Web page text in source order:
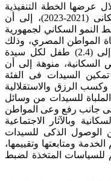
عرضها الخطة التنفيذية
للاستراتيجية القومية لضبط النمو السكانى (2021-2023)، إلى أن
النمو السكاني لجمهورية
المواطن المصري، وذلك
من خلال خفض معدل الإنجاب ليصل إلى (2.4) طفل لكل سيدة
السكانية، منوهة إلى أن
تمكين السيدات فى الفئة
من العمل وكسب الرزق والاستقلالية
للسيدات من وسائل
إلى جانب رفع وعى المواطن
وبالآثار الاجتماعية
الوصول الذكى للسيدات
ومتابعتها وتقييمها،
المتخذة لضبط